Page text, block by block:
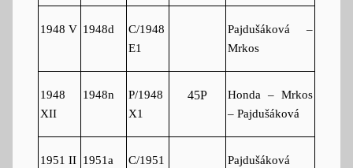
1948 V 1948d
C/1948
E1
Pajdušáková –
Mrkos
1948
XII
1948n
P/1948
X1
45P
Honda – Mrkos
– Pajdušáková
1951 II 1951a
C/1951
Pajdušáková